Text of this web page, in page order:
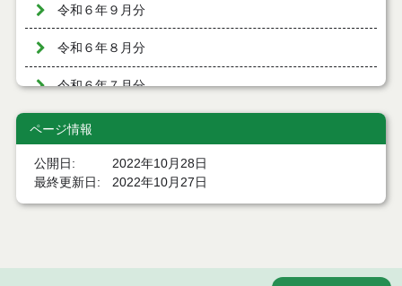
令和６年９月分
令和６年８月分
令和６年７月分
令和６年６月分
令和６年５月分
ページ情報
公開日
2022年10月28日
最終更新日
2022年10月27日